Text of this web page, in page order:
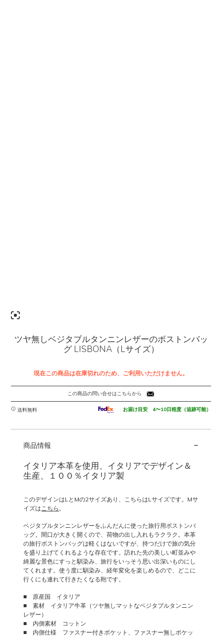
ツヤ無しベジタブルタンニンレザーのボストンバッ
グ LISBONA（Lサイズ）
現在この商品は在庫切れのため、ご利用いただけません。
この商品の問い合せはこちらから
送料無料 お届け目安 4〜10日程度（追跡可能）
商品情報 -
イタリア本革を使用、イタリアでデザイン＆
生産、１００％イタリア製
このデザインはLとMの2サイズあり、こちらはLサイズです。Mサ
イズは こちら 。
ベジタブルタンニンレザーをふんだんに使った旅行用ボストンバ
ッグ。間口が大きく開くので、荷物の出し入れもラクラク。本革
の旅行ボストンバッグは軽くはないですが、持つだけで旅の気分
を盛り上げてくれるような存在です。訪れた先の美しい町並みや
綺麗な景色にすっと馴染み、旅行をいっそう思い出深いものにし
てくれます。使う度に馴染み、経年変化を楽しめるので、どこに
行くにも連れて行きたくなる鞄です。
■ 原産国 イタリア
■ 素材 イタリア牛革（ツヤ無しマットなベジタブルタンニン
レザー）
■ 内側素材 コットン
■ 内側仕様 ファスナー付きポケット、ファスナー無しポケッ